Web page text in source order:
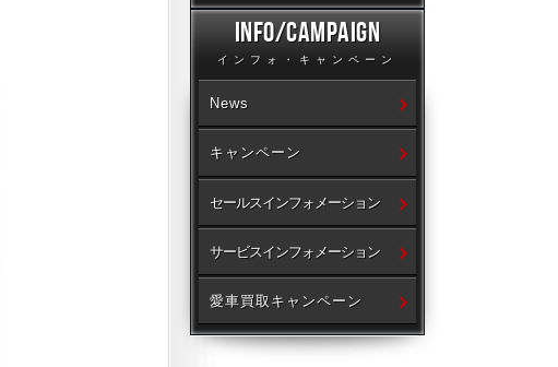
INFO/CAMPAIGN
インフォ・キャンペーン
News
キャンペーン
セールスインフォメーション
サービスインフォメーション
愛車買取キャンペーン